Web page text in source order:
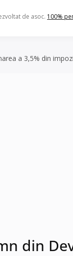
de asoc. 100%
a 3,5% din
din